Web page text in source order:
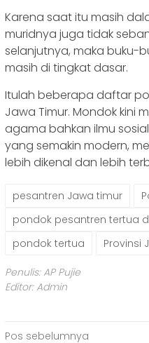
Karena saat itu masih
muridnya juga tidak
selanjutnya, maka buku-
masih di tingkat dasar.
Itulah beberapa daftar
Jawa Timur. Mondok kini
agama bahkan ilmu
yang semakin modern,
lebih dikenal dan lebih
pesantren Jawa timur
pondok pesantren tertua
pondok tertua
Provinsi
Penulis: AP Pujie
Editor: Admin
Pos sebelumnya